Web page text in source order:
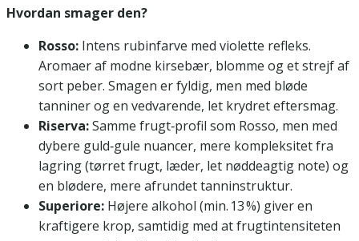
Hvordan smager den?
Rosso: Intens rubinfarve med violette refleks.
Aromaer af modne kirsebær, blomme og et strejf af
sort peber. Smagen er fyldig, men med bløde
tanniner og en vedvarende, let krydret eftersmag.
Riserva:Samme frugt‑profil som Rosso, men med
dybere guld‑gule nuancer, mere kompleksitet fra
lagring (tørret frugt, læder, let nøddeagtig note) og
en blødere, mere afrundet tanninstruktur.
Superiore: Højere alkohol (min. 13 %) giver en
kraftigere krop, samtidig med at frugtintensiteten